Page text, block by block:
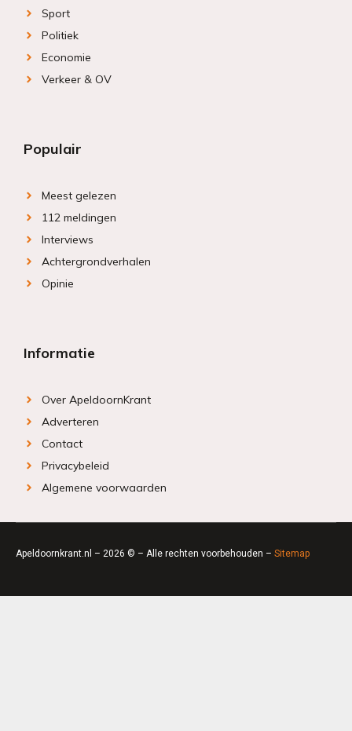
Sport
Politiek
Economie
Verkeer & OV
Populair
Meest gelezen
112 meldingen
Interviews
Achtergrondverhalen
Opinie
Informatie
Over ApeldoornKrant
Adverteren
Contact
Privacybeleid
Algemene voorwaarden
Apeldoornkrant.nl – 2026 © – Alle rechten voorbehouden – Sitemap